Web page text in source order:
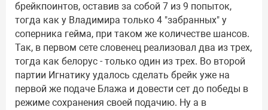
брейкпоинтов, оставив за собой 7 из 9 попыток,
тогда как у Владимира только 4 "забранных" у
соперника гейма, при таком же количестве шансов.
Так, в первом сете словенец реализовал два из трех,
тогда как белорус - только один из трех. Во второй
партии Игнатику удалось сделать брейк уже на
первой же подаче Блажа и довести сет до победы в
режиме сохранения своей подачию. Ну а в